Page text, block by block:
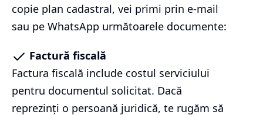
copie plan cadastral, vei primi prin e-mail
sau pe WhatsApp următoarele documente:
Factură fiscală
Factura fiscală include costul serviciului
pentru documentul solicitat. Dacă
reprezinți o persoană juridică, te rugăm să